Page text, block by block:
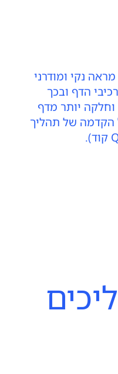
נקי ומודרני
הדף ובכך
יותר מדף
של תהליך